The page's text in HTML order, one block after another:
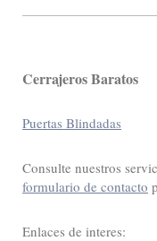
Cerrajeros Baratos
Puertas Blindadas
Consulte nuestros
formulario de contacto
Enlaces de interes: